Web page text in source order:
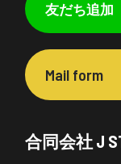
友だち追加
Mail form
合同会社 J